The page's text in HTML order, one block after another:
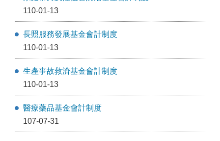
110-01-13
長照服務發展基金會計制度
110-01-13
生產事故救濟基金會計制度
110-01-13
醫療藥品基金會計制度
107-07-31